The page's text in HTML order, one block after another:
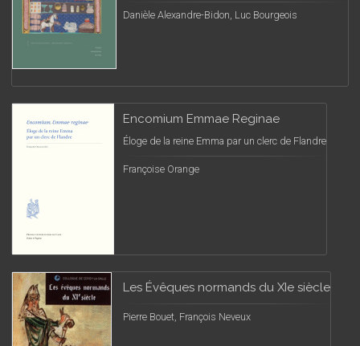
Danièle Alexandre-Bidon, Luc Bourgeois
Encomium Emmae Reginae
Éloge de la reine Emma par un clerc de Flandre
Françoise Orange
Les Évêques normands du XIe siècle
Pierre Bouet, François Neveux